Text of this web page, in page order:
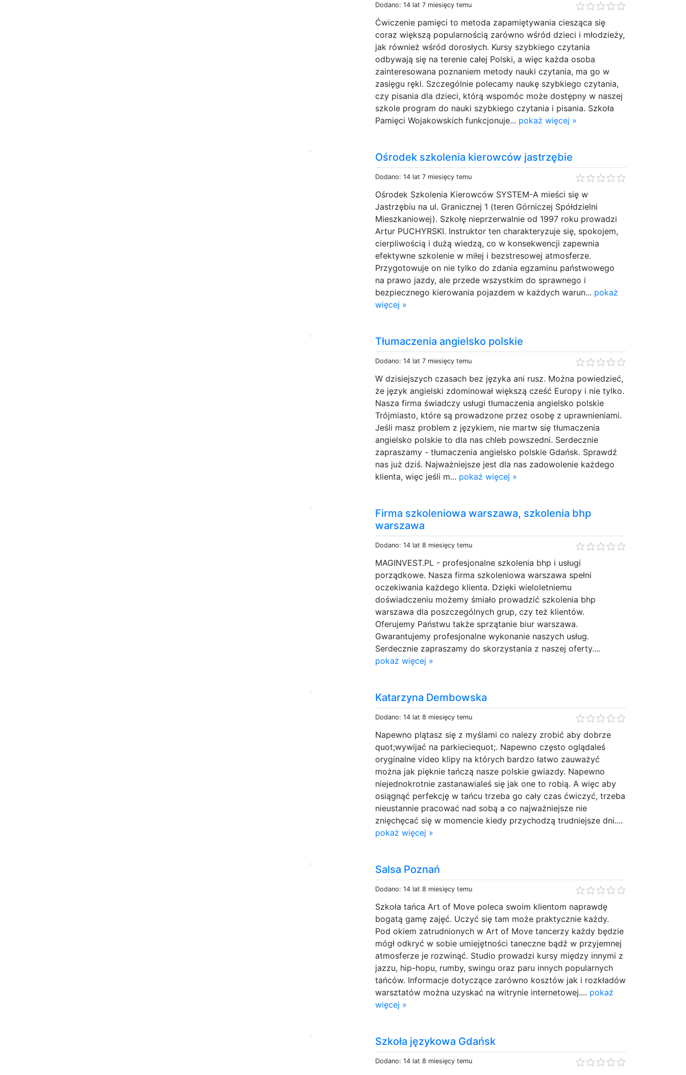
Dodano: 14 lat 7 miesięcy temu
Ćwiczenie pamięci to metoda zapamiętywania ciesząca się
coraz większą popularnością zarówno wśród dzieci i młodzieży,
jak również wśród dorosłych. Kursy szybkiego czytania
odbywają się na terenie całej Polski, a więc każda osoba
zainteresowana poznaniem metody nauki czytania, ma go w
zasięgu ręki. Szczególnie polecamy naukę szybkiego czytania,
czy pisania dla dzieci, którą wspomóc może dostępny w naszej
szkole program do nauki szybkiego czytania i pisania. Szkoła
Pamięci Wojakowskich funkcjonuje... pokaż więcej »
Ośrodek szkolenia kierowców jastrzębie
Dodano: 14 lat 7 miesięcy temu
Ośrodek Szkolenia Kierowców SYSTEM-A mieści się w
Jastrzębiu na ul. Granicznej 1 (teren Górniczej Spółdzielni
Mieszkaniowej). Szkołę nieprzerwalnie od 1997 roku prowadzi
Artur PUCHYRSKI. Instruktor ten charakteryzuje się, spokojem,
cierpliwością i dużą wiedzą, co w konsekwencji zapewnia
efektywne szkolenie w miłej i bezstresowej atmosferze.
Przygotowuje on nie tylko do zdania egzaminu państwowego
na prawo jazdy, ale przede wszystkim do sprawnego i
bezpiecznego kierowania pojazdem w każdych warun... pokaż
więcej »
Tłumaczenia angielsko polskie
Dodano: 14 lat 7 miesięcy temu
W dzisiejszych czasach bez języka ani rusz. Można powiedzieć,
że język angielski zdominował większą cześć Europy i nie tylko.
Nasza firma świadczy usługi tłumaczenia angielsko polskie
Trójmiasto, które są prowadzone przez osobę z uprawnieniami.
Jeśli masz problem z językiem, nie martw się tłumaczenia
angielsko polskie to dla nas chleb powszedni. Serdecznie
zapraszamy - tłumaczenia angielsko polskie Gdańsk. Sprawdź
nas już dziś. Najważniejsze jest dla nas zadowolenie każdego
klienta, więc jeśli m... pokaż więcej »
Firma szkoleniowa warszawa, szkolenia bhp
warszawa
Dodano: 14 lat 8 miesięcy temu
MAGINVEST.PL - profesjonalne szkolenia bhp i usługi
porządkowe. Nasza firma szkoleniowa warszawa spełni
oczekiwania każdego klienta. Dzięki wieloletniemu
doświadczeniu możemy śmiało prowadzić szkolenia bhp
warszawa dla poszczególnych grup, czy też klientów.
Oferujemy Państwu także sprzątanie biur warszawa.
Gwarantujemy profesjonalne wykonanie naszych usług.
Serdecznie zapraszamy do skorzystania z naszej oferty....
pokaż więcej »
Katarzyna Dembowska
Dodano: 14 lat 8 miesięcy temu
Napewno plątasz się z myślami co nalezy zrobić aby dobrze
quot;wywijać na parkieciequot;. Napewno często oglądaleś
oryginalne video klipy na których bardzo łatwo zauważyć
można jak pięknie tańczą nasze polskie gwiazdy. Napewno
niejednokrotnie zastanawialeś się jak one to robią. A więc aby
osiągnąć perfekcję w tańcu trzeba go cały czas ćwiczyć, trzeba
nieustannie pracować nad sobą a co najważniejsze nie
znięchęcać się w momencie kiedy przychodzą trudniejsze dni....
pokaż więcej »
Salsa Poznań
Dodano: 14 lat 8 miesięcy temu
Szkoła tańca Art of Move poleca swoim klientom naprawdę
bogatą gamę zajęć. Uczyć się tam może praktycznie każdy.
Pod okiem zatrudnionych w Art of Move tancerzy każdy będzie
mógł odkryć w sobie umiejętności taneczne bądź w przyjemnej
atmosferze je rozwinąć. Studio prowadzi kursy między innymi z
jazzu, hip-hopu, rumby, swingu oraz paru innych popularnych
tańców. Informacje dotyczące zarówno kosztów jak i rozkładów
warsztatów można uzyskać na witrynie internetowej.... pokaż
więcej »
Szkoła językowa Gdańsk
Dodano: 14 lat 8 miesięcy temu